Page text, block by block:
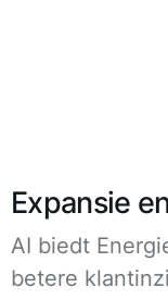
Expansie
AI biedt
betere